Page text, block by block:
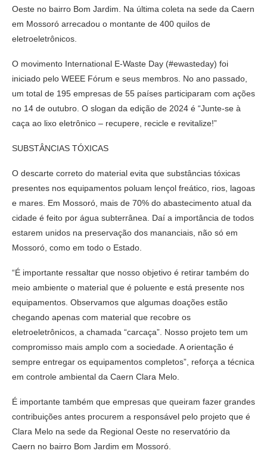
Oeste no bairro Bom Jardim. Na última coleta na sede da Caern
em Mossoró arrecadou o montante de 400 quilos de
eletroeletrônicos.
O movimento International E-Waste Day (#ewasteday) foi
iniciado pelo WEEE Fórum e seus membros. No ano passado,
um total de 195 empresas de 55 países participaram com ações
no 14 de outubro. O slogan da edição de 2024 é “Junte-se à
caça ao lixo eletrônico – recupere, recicle e revitalize!”
SUBSTÂNCIAS TÓXICAS
O descarte correto do material evita que substâncias tóxicas
presentes nos equipamentos poluam lençol freático, rios, lagoas
e mares. Em Mossoró, mais de 70% do abastecimento atual da
cidade é feito por água subterrânea. Daí a importância de todos
estarem unidos na preservação dos mananciais, não só em
Mossoró, como em todo o Estado.
“É importante ressaltar que nosso objetivo é retirar também do
meio ambiente o material que é poluente e está presente nos
equipamentos. Observamos que algumas doações estão
chegando apenas com material que recobre os
eletroeletrônicos, a chamada “carcaça”. Nosso projeto tem um
compromisso mais amplo com a sociedade. A orientação é
sempre entregar os equipamentos completos”, reforça a técnica
em controle ambiental da Caern Clara Melo.
É importante também que empresas que queiram fazer grandes
contribuições antes procurem a responsável pelo projeto que é
Clara Melo na sede da Regional Oeste no reservatório da
Caern no bairro Bom Jardim em Mossoró.